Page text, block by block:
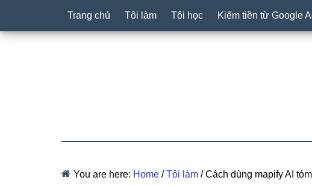
Trang chủ Tôi làm Tôi học Kiếm tiền từ Google
You are here: Home / Tôi làm /Cách dùng mapify AI